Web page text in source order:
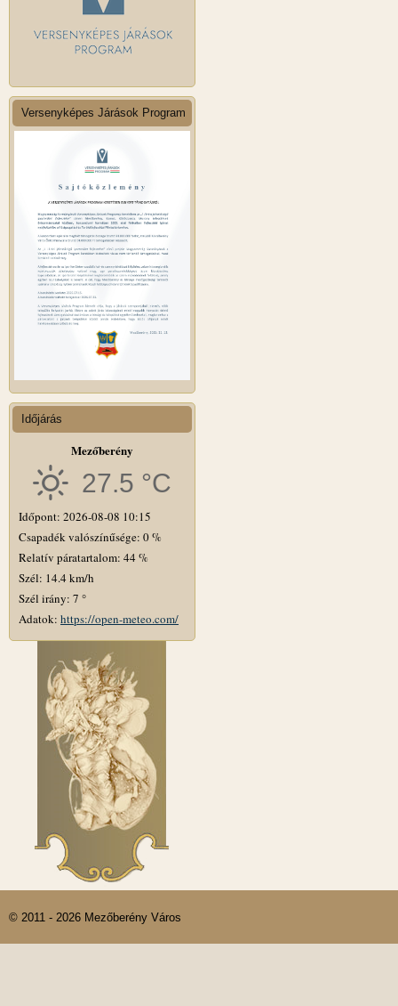
Versenyképes Járások Program
Időjárás
Mezőberény
27.5 °C
Időpont: 2026-08-08 10:15
Csapadék valószínűsége: 0 %
Relatív páratartalom: 44 %
Szél: 14.4 km/h
Szél irány: 7 °
Adatok: https://open-meteo.com/
© 2011 - 2026 Mezőberény Város